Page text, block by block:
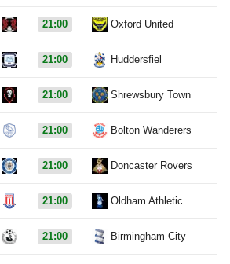
21:00 Oxford United
21:00 Huddersfiel
21:00 Shrewsbury Town
21:00 Bolton Wanderers
21:00 Doncaster Rovers
21:00 Oldham Athletic
21:00 Birmingham City